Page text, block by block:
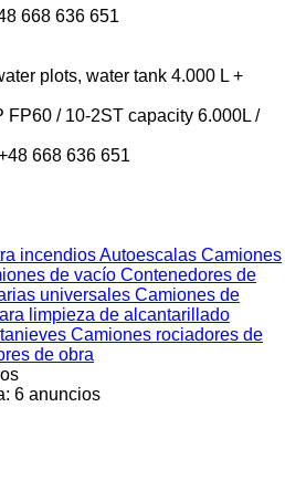
668 636 651
plots, water tank 4.000 L +
FP60 / 10-2ST capacity 6.000L /
668 636 651
incendiosAutoescalas Camiones
de vacío Contenedores de
universales Camiones de
limpieza de alcantarillado
Camiones rociadores de
de obra
6 anuncios